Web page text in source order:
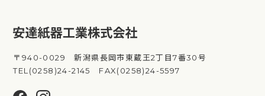
〒940-0029 新潟県長岡市東蔵王2丁目7番30号
TEL(0258)24-2145 FAX(0258)24-5597